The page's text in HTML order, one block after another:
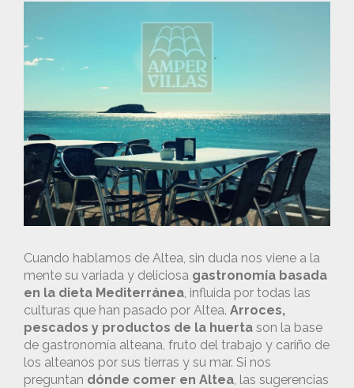
Cuando hablamos de Altea, sin duda nos viene a la
mente su variada y deliciosa gastronomía basada
en la dieta Mediterránea, influida por todas las
culturas que han pasado por Altea. Arroces,
pescados y productos de la huerta son la base
de gastronomía alteana, fruto del trabajo y cariño de
los alteanos por sus tierras y su mar. Si nos
preguntan dónde comer en Altea, las sugerencias